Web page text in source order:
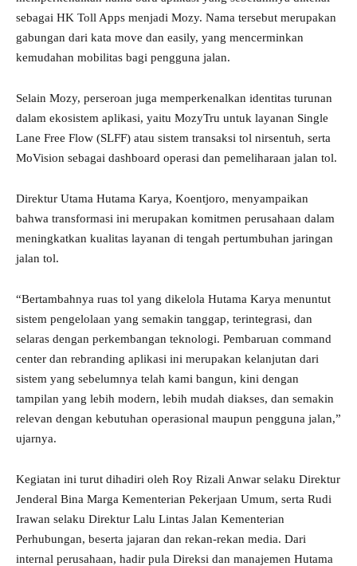
sebagai HK Toll Apps menjadi Mozy. Nama tersebut merupakan
gabungan dari kata move dan easily, yang mencerminkan
kemudahan mobilitas bagi pengguna jalan.
Selain Mozy, perseroan juga memperkenalkan identitas turunan
dalam ekosistem aplikasi, yaitu MozyTru untuk layanan Single
Lane Free Flow (SLFF) atau sistem transaksi tol nirsentuh, serta
MoVision sebagai dashboard operasi dan pemeliharaan jalan tol.
Direktur Utama Hutama Karya, Koentjoro, menyampaikan
bahwa transformasi ini merupakan komitmen perusahaan dalam
meningkatkan kualitas layanan di tengah pertumbuhan jaringan
jalan tol.
“Bertambahnya ruas tol yang dikelola Hutama Karya menuntut
sistem pengelolaan yang semakin tanggap, terintegrasi, dan
selaras dengan perkembangan teknologi. Pembaruan command
center dan rebranding aplikasi ini merupakan kelanjutan dari
sistem yang sebelumnya telah kami bangun, kini dengan
tampilan yang lebih modern, lebih mudah diakses, dan semakin
relevan dengan kebutuhan operasional maupun pengguna jalan,”
ujarnya.
Kegiatan ini turut dihadiri oleh Roy Rizali Anwar selaku Direktur
Jenderal Bina Marga Kementerian Pekerjaan Umum, serta Rudi
Irawan selaku Direktur Lalu Lintas Jalan Kementerian
Perhubungan, beserta jajaran dan rekan-rekan media. Dari
internal perusahaan, hadir pula Direksi dan manajemen Hutama